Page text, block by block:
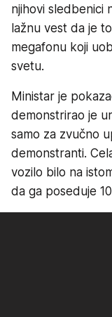
njihovi sledbenici
lažnu vest da je
megafonu koji
svetu.
Ministar je
demonstrirao je
samo za zvučno
demonstranti.
vozilo bilo na
da ga poseduje